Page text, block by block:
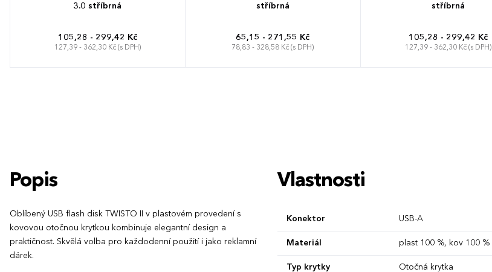
3.0 stříbrná
105,28 - 299,42 Kč
127,39 - 362,30 Kč (s DPH)
stříbrná
65,15 - 271,55 Kč
78,83 - 328,58 Kč (s DPH)
stříbrná
105,28 - 299,42 Kč
127,39 - 362,30 Kč (s DPH)
Popis
Oblíbený USB flash disk TWISTO II v plastovém provedení s
kovovou otočnou krytkou kombinuje elegantní design a
praktičnost. Skvělá volba pro každodenní použití i jako reklamní
dárek.
Vlastnosti
Konektor USB-A
Materiál plast 100 %, kov 100 %
Typ krytky Otočná krytka